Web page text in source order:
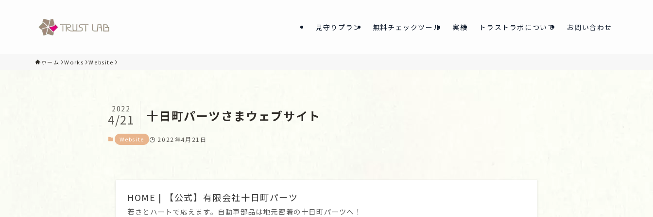
見守りプラン 無料チェックツール 実績 トラストラボについて お問い合わせ
ホーム Works Website
十日町パーツさまウェブサイト
2022
4/21
Website 2022年4月21日
HOME | 【公式】有限会社十日町パーツ
若さとハートで応えます。自動車部品は地元密着の十日町パーツへ！